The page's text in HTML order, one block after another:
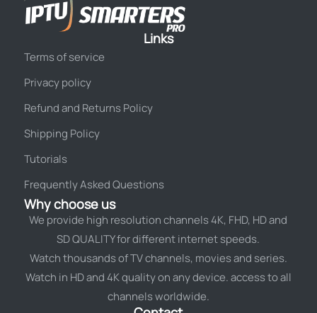
Links
Terms of service
Privacy policy
Refund and Returns Policy
Shipping Policy
Tutorials
Frequently Asked Questions
Why choose us
We provide high resolution channels 4K, FHD, HD and
SD QUALITY for different internet speeds.
Watch thousands of TV channels, movies and series.
Watch in HD and 4K quality on any device. access to all
channels worldwide.